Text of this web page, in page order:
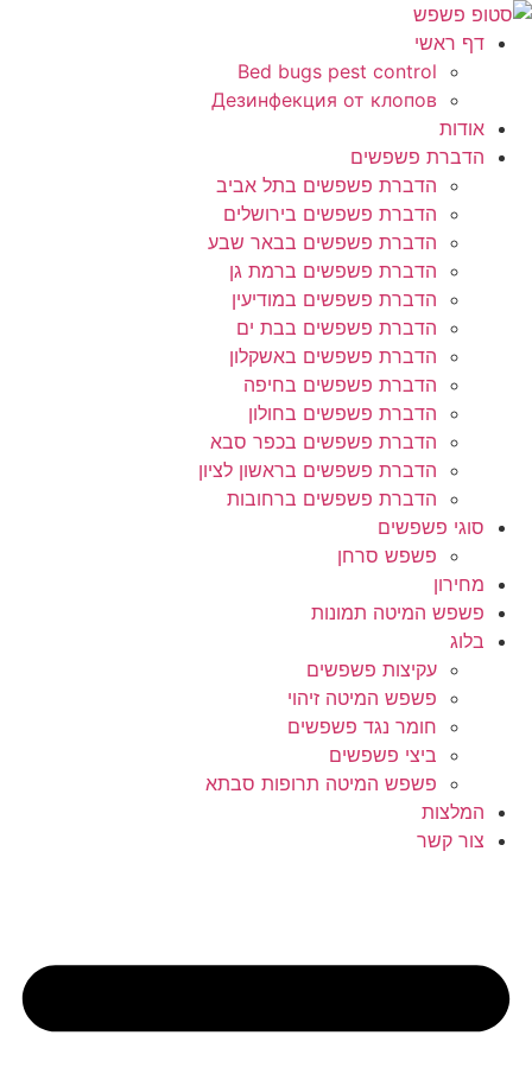
דלג
לתוכן דף ראשי
Bed bugs pest control
Дезинфекция от клопов
אודות
הדברת פשפשים
הדברת פשפשים בתל אביב
הדברת פשפשים בירושלים
הדברת פשפשים בבאר שבע
הדברת פשפשים ברמת גן
הדברת פשפשים במודיעין
הדברת פשפשים בבת ים
הדברת פשפשים באשקלון
הדברת פשפשים בחיפה
הדברת פשפשים בחולון
הדברת פשפשים בכפר סבא
הדברת פשפשים בראשון לציון
הדברת פשפשים ברחובות
סוגי פשפשים
פשפש סרחן
מחירון
פשפש המיטה תמונות
בלוג
עקיצות פשפשים
פשפש המיטה זיהוי
חומר נגד פשפשים
ביצי פשפשים
פשפש המיטה תרופות סבתא
המלצות
צור קשר